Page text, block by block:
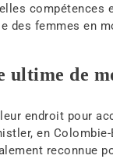
compétences
des femmes en
ultime de
endroit pour
en
reconnue